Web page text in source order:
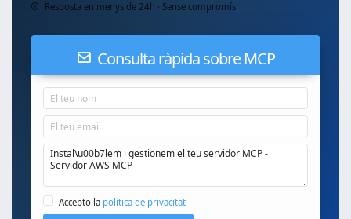
Resposta en menys de 24h · Sense compromís
Consulta ràpida sobre MCP
Accepto la política de privacitat